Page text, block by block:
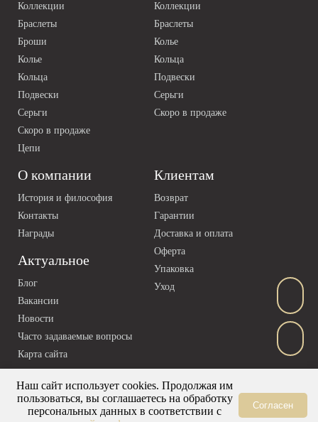
О компании
История и философия
Контакты
Награды
Актуальное
Блог
Вакансии
Новости
Часто задаваемые вопросы
Карта сайта
Клиентам
Возврат
Гарантии
Доставка и оплата
Оферта
Упаковка
Уход
Коллекции
Браслеты
Броши
Колье
Кольца
Подвески
Серьги
Скоро в продаже
Цепи
Коллекции
Браслеты
Колье
Кольца
Подвески
Серьги
Скоро в продаже
Наш сайт использует cookies. Продолжая им
пользоваться, вы соглашаетесь на обработку
персональных данных в соответствии с
Согласен